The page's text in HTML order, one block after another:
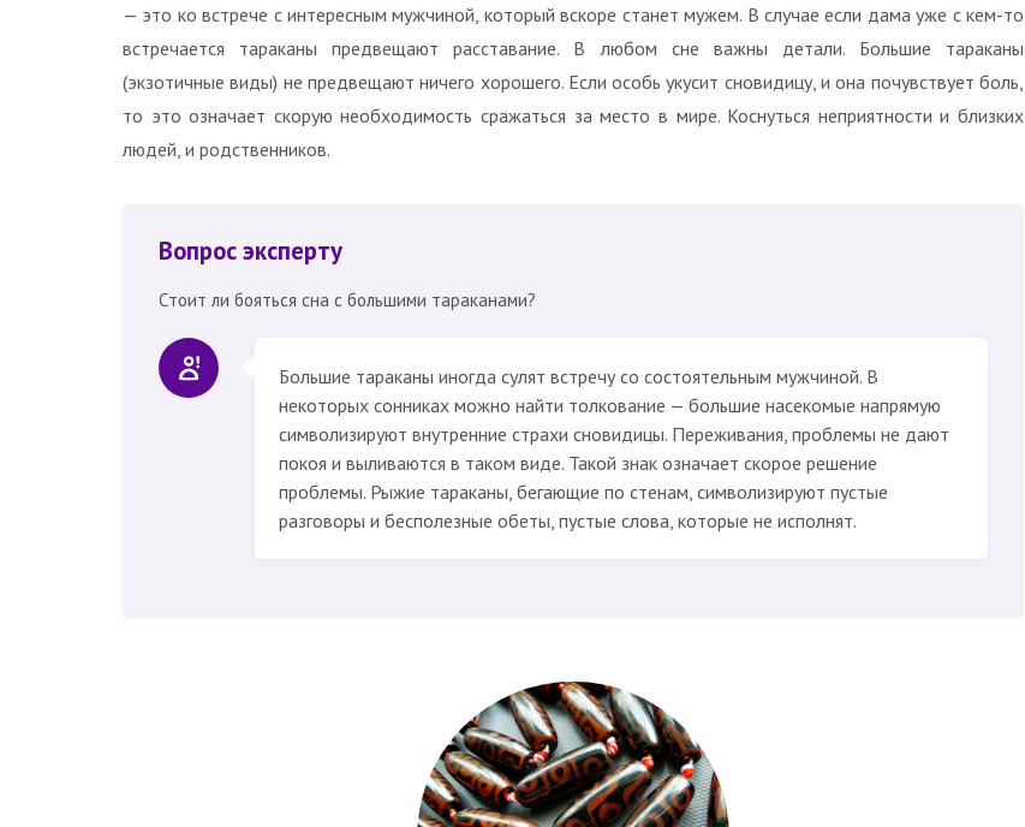
— это ко встрече с интересным мужчиной, который вскоре станет мужем. В случае если дама уже с кем-то
встречается тараканы предвещают расставание. В любом сне важны детали. Большие тараканы
(экзотичные виды) не предвещают ничего хорошего. Если особь укусит сновидицу, и она почувствует боль,
то это означает скорую необходимость сражаться за место в мире. Коснуться неприятности и близких
людей, и родственников.
Вопрос эксперту
Стоит ли бояться сна с большими тараканами?
Большие тараканы иногда сулят встречу со состоятельным мужчиной. В
некоторых сонниках можно найти толкование — большие насекомые напрямую
символизируют внутренние страхи сновидицы. Переживания, проблемы не дают
покоя и выливаются в таком виде. Такой знак означает скорое решение
проблемы. Рыжие тараканы, бегающие по стенам, символизируют пустые
разговоры и бесполезные обеты, пустые слова, которые не исполнят.